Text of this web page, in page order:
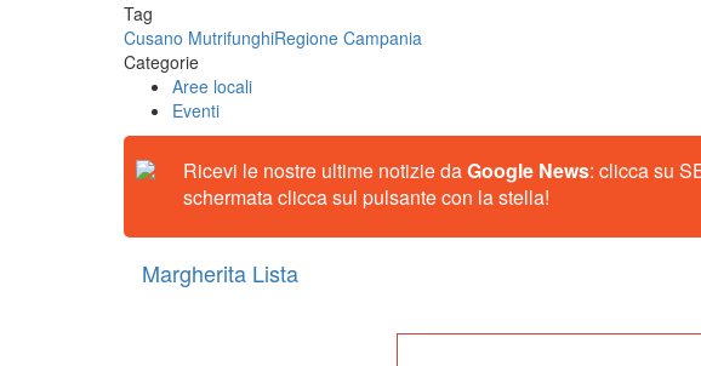
Tag
Cusano MutrifunghiRegione Campania
Categorie
Aree locali
Eventi
Ricevi le nostre ultime notizie daGoogle News: clicca su
schermata clicca sul pulsante con la stella!
Margherita Lista